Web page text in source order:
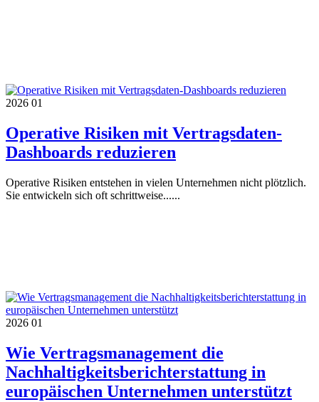
2026 01
Operative Risiken mit Vertragsdaten-
Dashboards reduzieren
Operative Risiken entstehen in vielen Unternehmen nicht plötzlich.
Sie entwickeln sich oft schrittweise......
2026 01
Wie Vertragsmanagement die
Nachhaltigkeitsberichterstattung in
europäischen Unternehmen unterstützt